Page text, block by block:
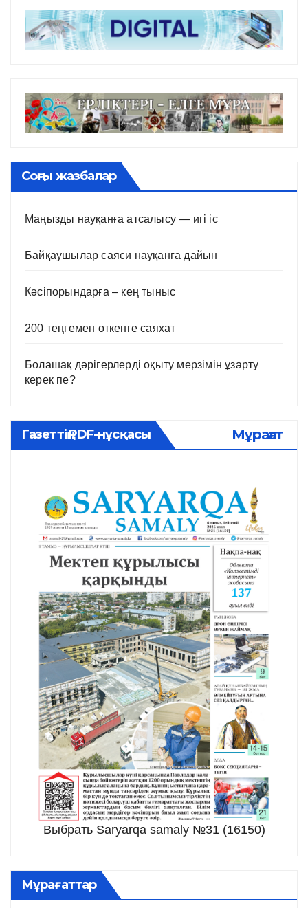
Соңғы жазбалар
Маңызды науқанға атсалысу — игі іс
Байқаушылар саяси науқанға дайын
Кәсіпорындарға – кең тыныс
200 теңгемен өткенге саяхат
Болашақ дәрігерлерді оқыту мерзімін ұзарту
керек пе?
Газеттің PDF-нұсқасы Мұрағат
Выбрать Saryarqa samaly №31 (16150)
Мұрағаттар